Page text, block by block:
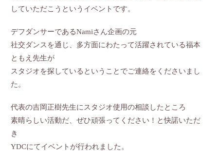
していただこうというイベントです。
デフダンサーであるNamiさん企画の元
社交ダンスを通じ、多方面にわたって活躍されている福本
ともえ先生が
スタジオを探しているということでご連絡をくださいまし
た。
代表の吉岡正樹先生にスタジオ使用の相談したところ
素晴らしい活動だ、ぜひ頑張ってください！と快諾いただ
き
YDCにてイベントが行われました。